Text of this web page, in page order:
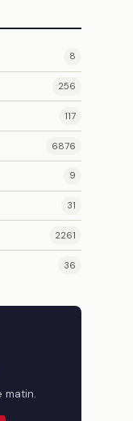
8
256
117
6876
9
31
2261
36
matin.